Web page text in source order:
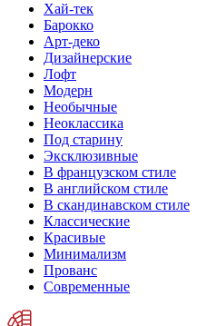
Хай-тек
Барокко
Арт-деко
Дизайнерские
Лофт
Модерн
Необычные
Неоклассика
Под старину
Эксклюзивные
В французском стиле
В английском стиле
В скандинавском стиле
Классические
Красивые
Минимализм
Прованс
Современные